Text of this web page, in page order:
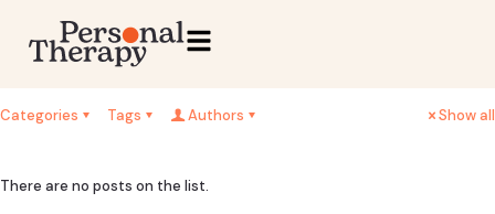
Categories Tags Authors Show all
There are no posts on the list.